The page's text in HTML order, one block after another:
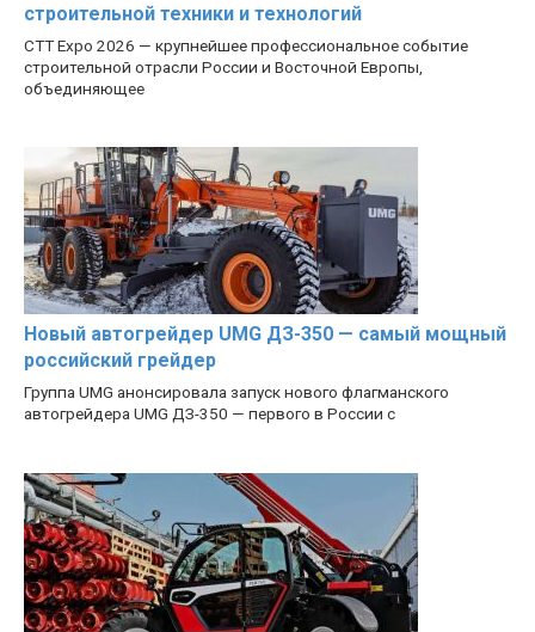
строительной техники и технологий
CTT Expo 2026 — крупнейшее профессиональное событие
строительной отрасли России и Восточной Европы,
объединяющее
Новый автогрейдер UMG ДЗ-350 — самый мощный
российский грейдер
Группа UMG анонсировала запуск нового флагманского
автогрейдера UMG ДЗ-350 — первого в России с